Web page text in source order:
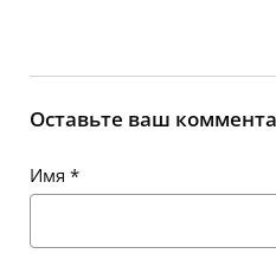
Оставьте ваш
Имя *